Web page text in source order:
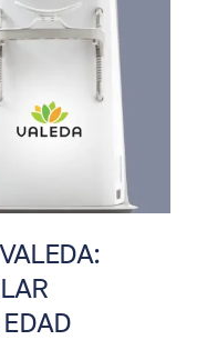
y el Dr.
de